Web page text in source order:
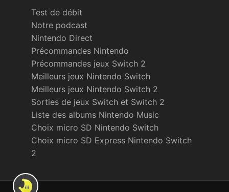
Test de débit
Notre podcast
Nintendo Direct
Précommandes Nintendo
Précommandes jeux Switch 2
Meilleurs jeux Nintendo Switch
Meilleurs jeux Nintendo Switch 2
Sorties de jeux Switch et Switch 2
Liste des albums Nintendo Music
Choix micro SD Nintendo Switch
Choix micro SD Express Nintendo Switch
2